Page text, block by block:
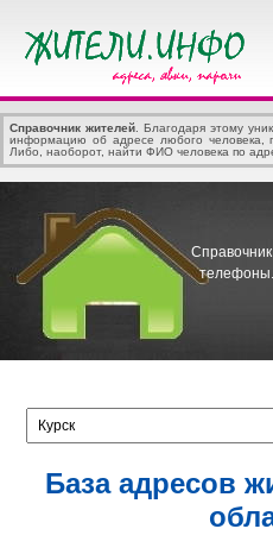
Справочник жителей . Благодаря этому
информацию об адресе любого человека,
Либо, наоборот, найти ФИО человека по
телефоны.
База адресов